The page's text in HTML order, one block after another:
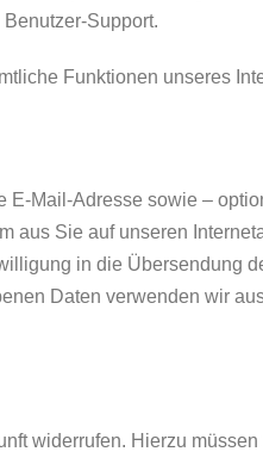
Support.
Funktionen unseres
E-Mail-Adresse sowie –
aus Sie auf unseren
in die Übersendung
Daten verwenden wir
widerrufen. Hierzu